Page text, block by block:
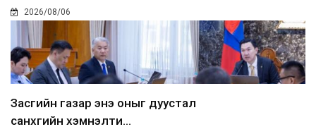
2026/08/06
Засгийн газар энэ оныг дуустал
санхүүгийн хэмнэлти...